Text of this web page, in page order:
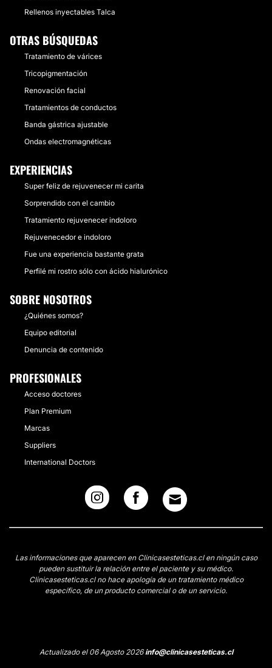
Rellenos inyectables Talca
OTRAS BÚSQUEDAS
Tratamiento de várices
Tricopigmentación
Renovación facial
Tratamientos de conductos
Banda gástrica ajustable
Ondas electromagnéticas
EXPERIENCIAS
Super feliz de rejuvenecer mi carita
Sorprendido con el cambio
Tratamiento rejuvenecer indoloro
Rejuvenecedor e indoloro
Fue una experiencia bastante grata
Perfilé mi rostro sólo con ácido hialurónico
SOBRE NOSOTROS
¿Quiénes somos?
Equipo editorial
Denuncia de contenido
PROFESIONALES
Acceso doctores
Plan Premium
Marcas
Suppliers
International Doctors
Las informaciones que aparecen en Clinicasesteticas.cl en ningún caso
pueden sustituir la relación entre el paciente y su médico.
Clinicasesteticas.cl no hace apología de un tratamiento médico
específico, de un producto comercial o de un servicio.
Actualizado el 06 Agosto 2026info@clinicasesteticas.cl